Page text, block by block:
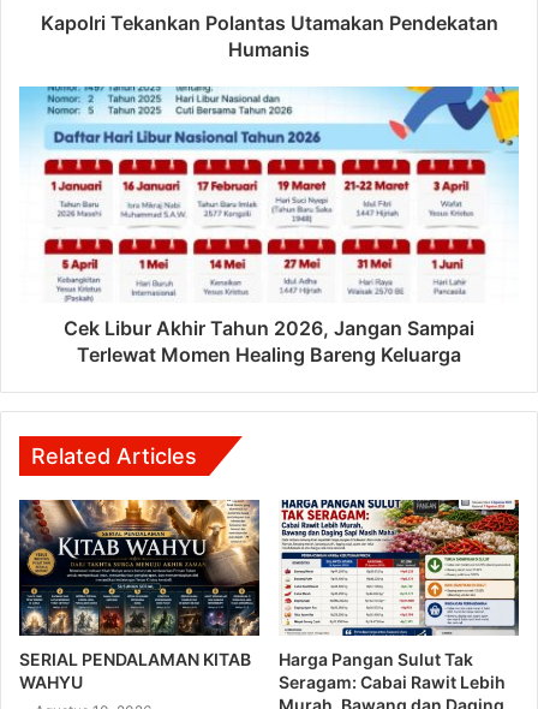
Kapolri Tekankan Polantas Utamakan Pendekatan
Humanis
Cek Libur Akhir Tahun 2026, Jangan Sampai
Terlewat Momen Healing Bareng Keluarga
Related Articles
SERIAL PENDALAMAN KITAB
WAHYU
Harga Pangan Sulut Tak
Seragam: Cabai Rawit Lebih